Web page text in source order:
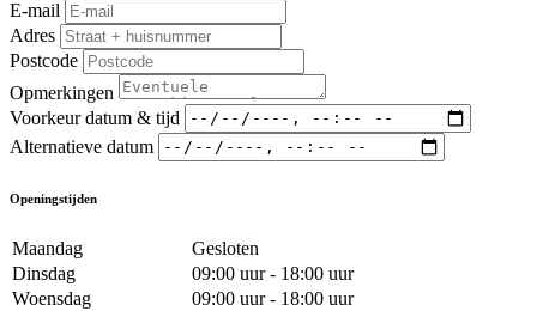
E-mail
Adres
Postcode
Opmerkingen
Voorkeur datum & tijd
Alternatieve datum
Openingstijden
Maandag
Gesloten
Dinsdag
09:00 uur - 18:00 uur
Woensdag
09:00 uur - 18:00 uur